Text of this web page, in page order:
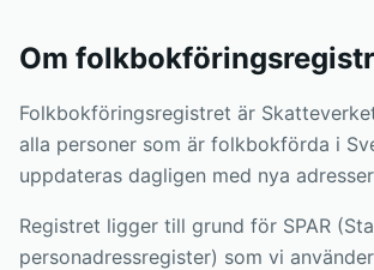
Om
Folkbokföringsregistret är
alla personer som är folkbokförda i
uppdateras dagligen med nya
Registret ligger till grund för SPAR
personadressregister) som vi